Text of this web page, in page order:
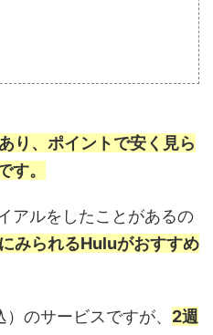
り、ポイントで安く見ら
す。
アルをしたことがあるの
みられるHuluがおすすめ
のサービスですが、 2週